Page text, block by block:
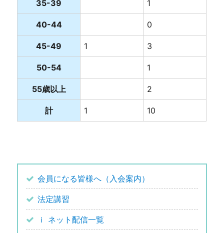
35-39 1
40-44 0
45-49 1 3
50-54 1
55歳以上 2
計 1 10
会員になる皆様へ（入会案内）
法定講習
ｉ ネット配信一覧